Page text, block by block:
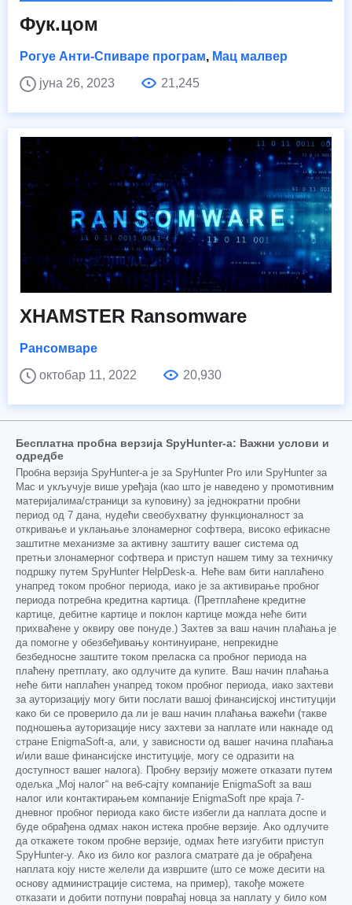
Фук.цом
Рогуе Анти-Спиваре програм, Мац малвер
јуна 26, 2023
21,245
XHAMSTER Ransomware
Рансомваре
октобар 11, 2022
20,930
Бесплатна пробна верзија SpyHunter-а: Важни услови и
одредбе
Пробна верзија SpyHunter-а је за SpyHunter Pro или SpyHunter за
Mac и укључује више уређаја (као што је наведено у промотивним
материјалима/страници за куповину) за једнократни пробни
период од 7 дана, нудећи свеобухватну функционалност за
откривање и уклањање злонамерног софтвера, високо ефикасне
заштитне механизме за активну заштиту вашег система од
претњи злонамерног софтвера и приступ нашем тиму за техничку
подршку путем SpyHunter HelpDesk-а. Неће вам бити наплаћено
унапред током пробног периода, иако је за активирање пробног
периода потребна кредитна картица. (Претплаћене кредитне
картице, дебитне картице и поклон картице можда неће бити
прихваћене у оквиру ове понуде.) Захтев за ваш начин плаћања је
да помогне у обезбеђивању континуиране, непрекидне
безбедносне заштите током преласка са пробног периода на
плаћену претплату, ако одлучите да купите. Ваш начин плаћања
неће бити наплаћен унапред током пробног периода, иако захтеви
за ауторизацију могу бити послати вашој финансијској институцији
како би се проверило да ли је ваш начин плаћања важећи (такве
подношења ауторизације нису захтеви за наплате или накнаде од
стране EnigmaSoft-а, али, у зависности од вашег начина плаћања
и/или ваше финансијске институције, могу се одразити на
доступност вашег налога). Пробну верзију можете отказати путем
одељка „Мој налог“ на веб-сајту компаније EnigmaSoft за ваш
налог или контактирањем компаније EnigmaSoft пре краја 7-
дневног пробног периода како бисте избегли да наплата доспе и
буде обрађена одмах након истека пробне верзије. Ако одлучите
да откажете током пробне верзије, одмах ћете изгубити приступ
SpyHunter-у. Ако из било ког разлога сматрате да је обрађена
наплата коју нисте желели да извршите (што се може десити на
основу администрације система, на пример), такође можете
отказати и добити потпуни повраћај новца за наплату у било ком